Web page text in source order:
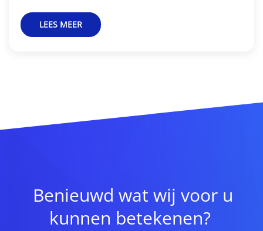
LEES MEER
Benieuwd wat wij voor u
kunnen betekenen?